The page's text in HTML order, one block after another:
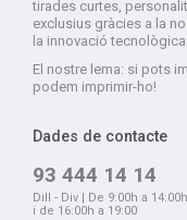
tirades curtes,
exclusius gràcies a la
la innovació tecnològica.
El nostre lema: si pots
podem imprimir-ho!
Dades de contacte
93 444 14 14
Dill - Div | De 9:00h a 14:00h
i de 16:00h a 19:00